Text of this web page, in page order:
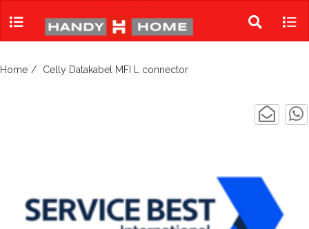
Toggle
search
Home Celly Datakabel MFI L connector